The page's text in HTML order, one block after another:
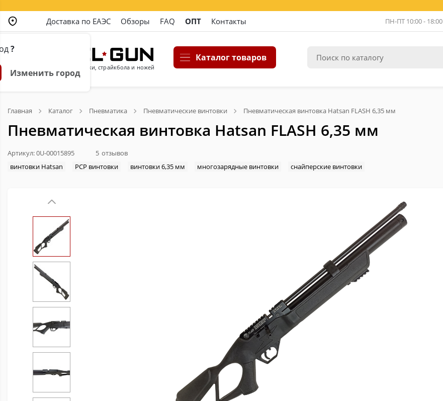
?
Изменить город
Доставка по ЕАЭС Обзоры FAQ ОПТ Контакты ПН-ПТ 10:00 - 18:00
Магазин пневматики, страйкбола и ножей
Каталог товаров
Главная Каталог Пневматика Пневматические винтовки Пневматическая винтовка Hatsan FLASH 6,35 мм
Пневматическая винтовка Hatsan FLASH 6,35 мм
Артикул: 0U-00015895 5 отзывов
винтовки Hatsan
PCP винтовки винтовки 6,35 мм многозарядные винтовки снайперские винтовки